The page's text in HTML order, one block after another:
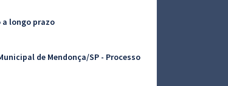
a longo prazo
de Mendonça/SP - Processo